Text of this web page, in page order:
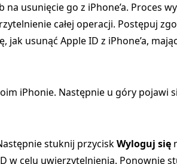
usunięcie go z iPhone’a. Proces
całej operacji. Postępuj
usunąć Apple ID z iPhone’a,
iPhonie. Następnie u góry pojawi
stuknij przyciskWyloguj się
w celu uwierzytelnienia. Ponownie